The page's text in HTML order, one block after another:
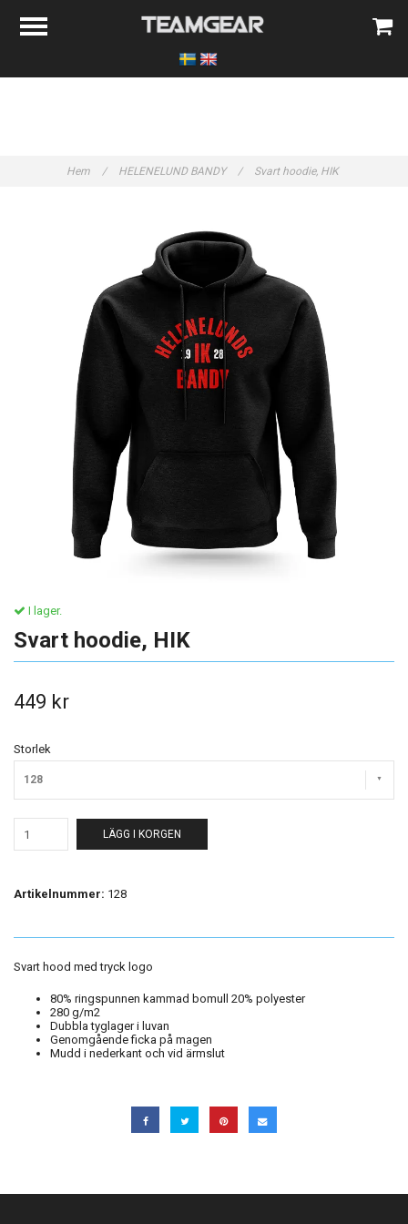
Hem / HELENELUND BANDY / Svart hoodie, HIK
I lager.
Svart hoodie, HIK
449 kr
Storlek
128
LÄGG I KORGEN
Artikelnummer: 128
Svart hood med tryck logo
80% ringspunnen kammad bomull 20% polyester
280 g/m2
Dubbla tyglager i luvan
Genomgående ficka på magen
Mudd i nederkant och vid ärmslut